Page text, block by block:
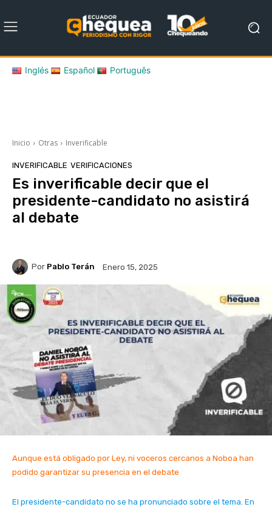
Inglés Español Português
Inicio Otras Inverificable
INVERIFICABLE VERIFICACIONES
Es inverificable decir que el
presidente-candidato no asistirá
al debate
Por Pablo Terán Enero 15, 2025
Aunque está obligado por Ley, ni voceros cercanos a Noboa han
podido garantizar su presencia en el debate
El presidente-candidato no se ha pronunciado sobre el tema. En